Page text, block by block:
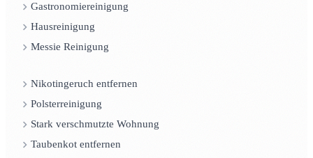
Gastronomiereinigung
Hausreinigung
Messie Reinigung
Nikotingeruch entfernen
Polsterreinigung
Stark verschmutzte Wohnung
Taubenkot entfernen